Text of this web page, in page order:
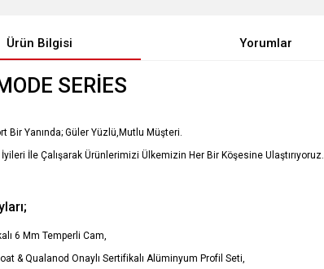
Ürün Bilgisi Yorumlar
SERİES
Bir Yanında; Güler Yüzlü,Mutlu Müşteri.
İle Çalışarak Ürünlerimizi Ülkemizin Her Bir Köşesine Ulaştırıyoruz.
6 Mm Temperli Cam,
& Qualanod Onaylı Sertifikalı Alüminyum Profil Seti,